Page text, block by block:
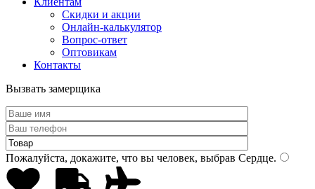
Скидки и акции
Онлайн-калькулятор
Вопрос-ответ
Оптовикам
Контакты
Вызвать замерщика
Пожалуйста, докажите, что вы человек, выбрав Сердце.